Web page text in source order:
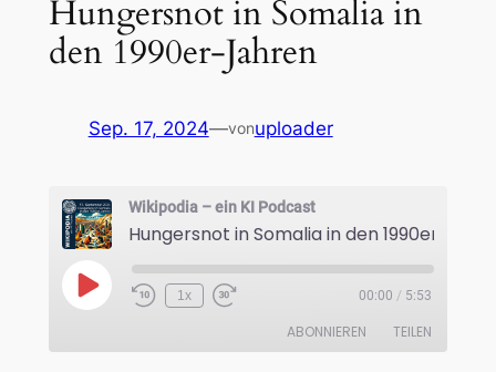
Hungersnot in Somalia in
den 1990er-Jahren
Sep. 17, 2024—vonuploader
Wikipodia – ein KI Podcast
Hungersnot in Somalia in den 1990er-
Play
Episode
1x 00:00 / 5:53
ABONNIEREN TEILEN